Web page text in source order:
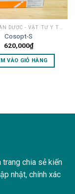
Cosopt-S
620,000₫
VÀO GIỎ HÀNG
trang chia sẻ kiến
nhật, chính xác